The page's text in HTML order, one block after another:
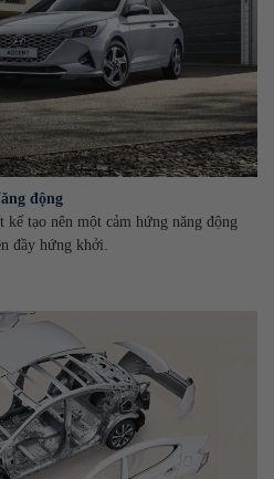
động
tạo nên một cảm hứng năng động
đầy hứng khởi.